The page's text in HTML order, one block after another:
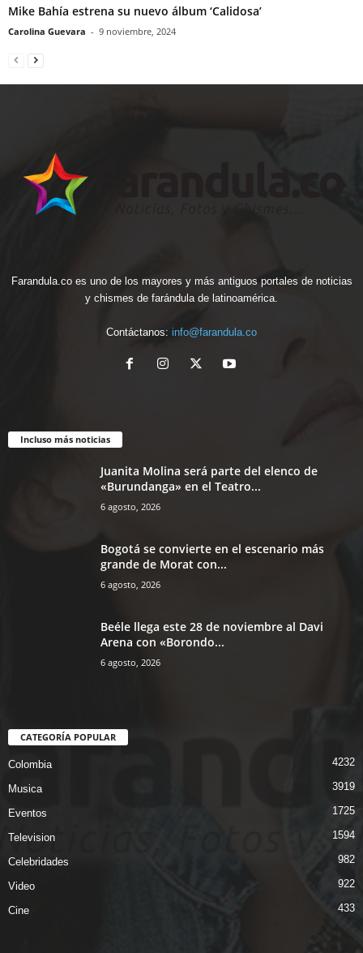
Mike Bahía estrena su nuevo álbum ‘Calidosa’
Carolina Guevara - 9 noviembre, 2024
Farandula.co es uno de los mayores y más antiguos portales de noticias
y chismes de farándula de latinoamérica.
Contáctanos: info@farandula.co
Incluso más noticias
Juanita Molina será parte del elenco de
«Burundanga» en el Teatro...
6 agosto, 2026
Bogotá se convierte en el escenario más
grande de Morat con...
6 agosto, 2026
Beéle llega este 28 de noviembre al Davi
Arena con «Borondo...
6 agosto, 2026
CATEGORÍA POPULAR
Colombia 4232
Musica 3919
Eventos 1725
Television 1594
Celebridades 982
Video 922
Cine 433